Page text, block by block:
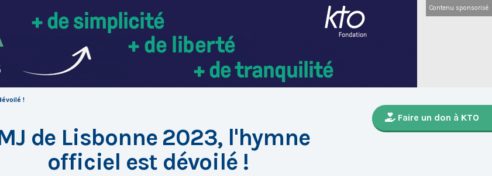
Contenu sponsorisé
!
Faire un don à KTO
de Lisbonne 2023, l'hymne
officiel est dévoilé !